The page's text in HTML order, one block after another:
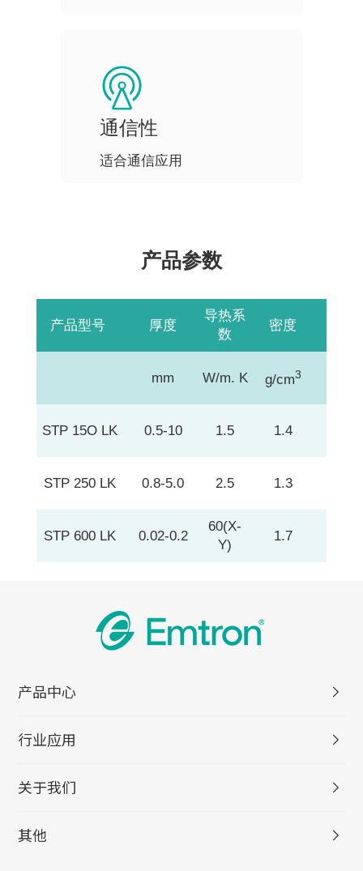
通信性
适合通信应用
产品参数
产品型号 厚度
导热系
数
密度
mm W/m. K g/cm3
STP 15O LK 0.5-10 1.5 1.4
STP 250 LK 0.8-5.0 2.5 1.3
STP 600 LK 0.02-0.2
60(X-
Y)
1.7
产品中心
行业应用
关于我们
其他